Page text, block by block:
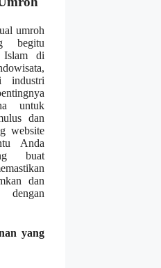
umroh
begitu
Islam di
industri
untuk
dan
website
Anda
buat
dan
dengan
yang